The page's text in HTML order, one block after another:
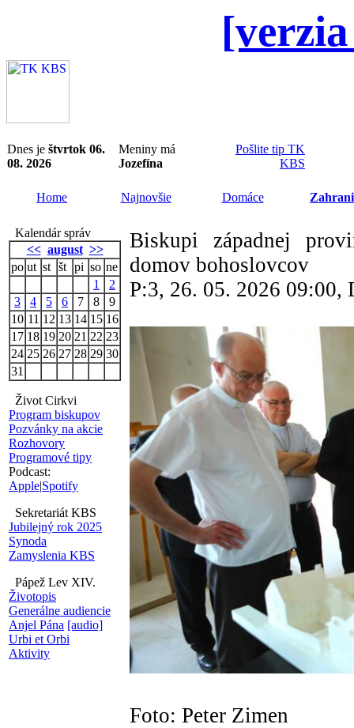
Dnes je štvrtok 06.
08. 2026
Meniny má
Jozefína
Pošlite tip TK
KBS
Home Najnovšie Domáce
Kalendár správ
<< august >>
po ut st št pi so ne
1
2
3
4 5 6 7 8
9
10 11 12 13 14 15 16
17 18 19 20 21 22 23
24 25 26 27 28 29 30
31
Život Cirkvi
Program biskupov
Pozvánky na akcie
Rozhovory
Programové tipy
Podcast:
Apple|Spotify
Sekretariát KBS
Jubilejný rok 2025
Synoda
Zamyslenia KBS
Pápež Lev XIV.
Životopis
Generálne audiencie
Anjel Pána [audio]
Urbi et Orbi
Aktivity
Biskupi západnej
domov bohoslovcov
P:3, 26. 05. 2026 09:00,
Foto: Peter Zimen